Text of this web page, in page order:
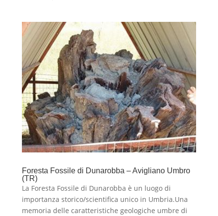
Foresta Fossile di Dunarobba – Avigliano Umbro
(TR)
La Foresta Fossile di Dunarobba è un luogo di
importanza storico/scientifica unico in Umbria.Una
memoria delle caratteristiche geologiche umbre di